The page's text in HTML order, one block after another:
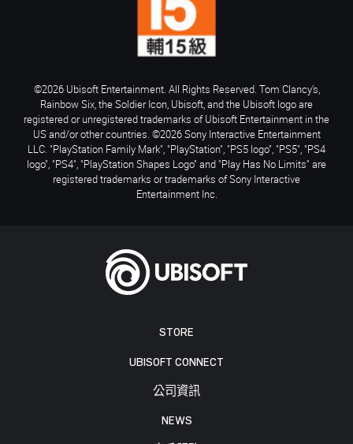
STORE
UBISOFT CONNECT
公司資訊
NEWS
©2026 Ubisoft Entertainment. All Rights Reserved. Tom Clancy’s,
Rainbow Six, the Soldier Icon, Ubisoft, and the Ubisoft logo are
registered or unregistered trademarks of Ubisoft Entertainment in the
US and/or other countries. ©2026 Sony Interactive Entertainment
LLC. "PlayStation Family Mark", "PlayStation", "PS5 logo", "PS5", "PS4
logo", "PS4", "PlayStation Shapes Logo" and "Play Has No Limits" are
registered trademarks or trademarks of Sony Interactive
Entertainment Inc.